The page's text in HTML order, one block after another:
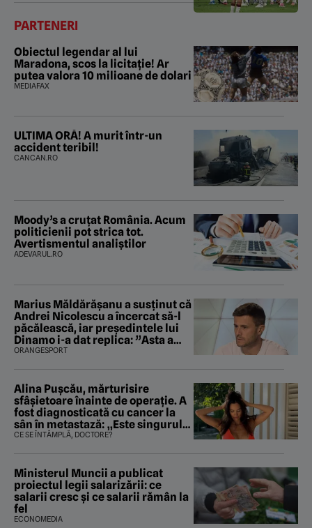
PARTENERI
Obiectul legendar al lui
Maradona, scos la licitație! Ar
putea valora 10 milioane de dolari
MEDIAFAX
ULTIMA ORĂ! A murit într-un
accident teribil!
CANCAN.RO
Moody’s a cruțat România. Acum
politicienii pot strica tot.
Avertismentul analiștilor
ADEVARUL.RO
Marius Măldărăşanu a susţinut că
Andrei Nicolescu a încercat să-l
păcălească, iar preşedintele lui
Dinamo i-a dat replica: ”Asta a
fost istoria”
ORANGESPORT
Alina Pușcău, mărturisire
sfâșietoare înainte de operație. A
fost diagnosticată cu cancer la
sân în metastază: „Este singurul
tratament care o să mă ajute să
CE SE ÎNTÂMPLĂ, DOCTORE?
Ministerul Muncii a publicat
proiectul legii salarizării: ce
salarii cresc și ce salarii rămân la
fel
ECONOMEDIA